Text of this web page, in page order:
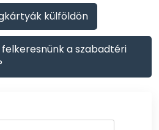
külföldön
a szabadtéri